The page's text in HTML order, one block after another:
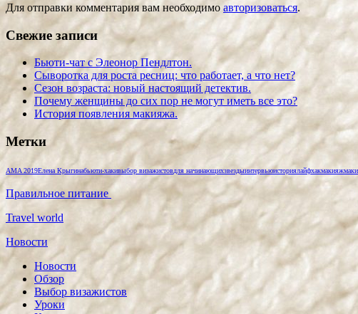
Для отправки комментария вам необходимо авторизоваться.
Свежие записи
Бьюти-чат с Элеонор Пендлтон.
Сыворотка для роста ресниц: что работает, а что нет?
Сезон возраста: новый настоящий детектив.
Почему женщины до сих пор не могут иметь все это?
История появления макияжа.
Метки
AMA 2019Елена Крыгинабьюти-хакивыбор визажистовдля начинающихзвездыинтервьюисториялайфхакмакияж
Правильное питание
Travel world
Новости
Новости
Обзор
Выбор визажистов
Уроки